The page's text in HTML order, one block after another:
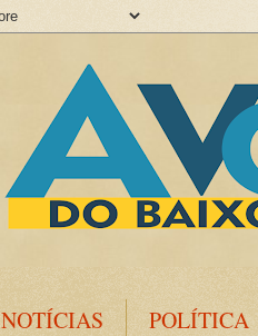
NOTÍCIAS POLÍTICA